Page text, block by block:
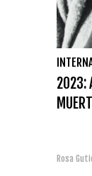
2023:
Rosa